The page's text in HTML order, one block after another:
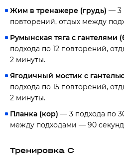
Жим в тренажере (грудь) — 3
повторений, отдых между
Румынская тяга с гантелями
подхода по 12 повторений,
2 минуты.
Ягодичный мостик с
подхода по 15 повторений,
2 минуты.
Планка (кор) — 3 подхода по
между подходами — 90
Тренировка C